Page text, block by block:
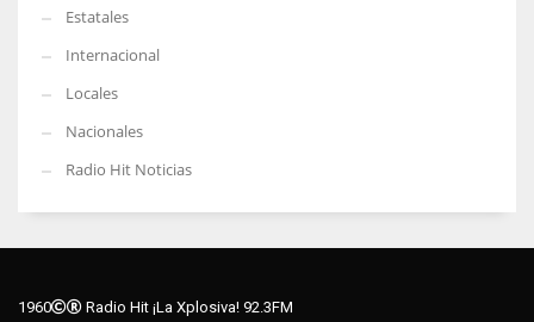
Estatales
Internacional
Locales
Nacionales
Radio Hit Noticias
1960
Radio Hit ¡La Xplosiva! 92.3FM